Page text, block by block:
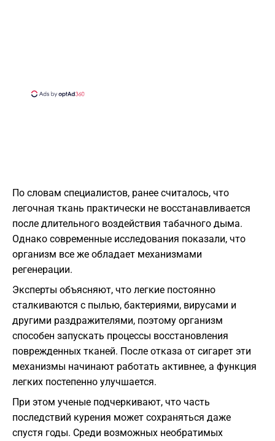
По словам специалистов, ранее считалось, что
легочная ткань практически не восстанавливается
после длительного воздействия табачного дыма.
Однако современные исследования показали, что
организм все же обладает механизмами
регенерации.
Эксперты объясняют, что легкие постоянно
сталкиваются с пылью, бактериями, вирусами и
другими раздражителями, поэтому организм
способен запускать процессы восстановления
поврежденных тканей. После отказа от сигарет эти
механизмы начинают работать активнее, а функция
легких постепенно улучшается.
При этом ученые подчеркивают, что часть
последствий курения может сохраняться даже
спустя годы. Среди возможных необратимых